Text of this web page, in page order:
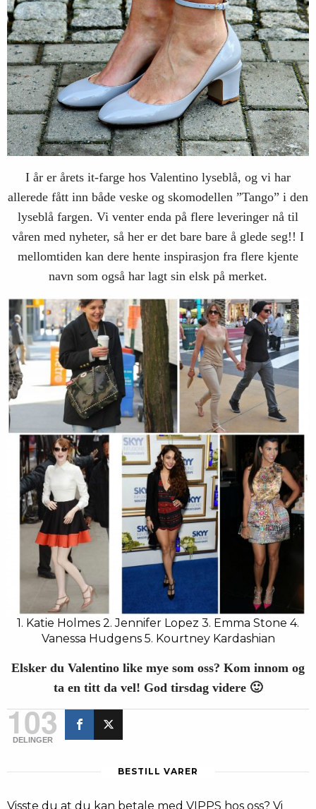
I år er årets it-farge hos Valentino lyseblå, og vi har
allerede fått inn både veske og skomodellen ”Tango” i den
lyseblå fargen. Vi venter enda på flere leveringer nå til
våren med nyheter, så her er det bare bare å glede seg!! I
mellomtiden kan dere hente inspirasjon fra flere kjente
navn som også har lagt sin elsk på merket.
1. Katie Holmes 2. Jennifer Lopez 3. Emma Stone 4.
Vanessa Hudgens 5. Kourtney Kardashian
Elsker du Valentino like mye som oss? Kom innom og
ta en titt da vel! God tirsdag videre 🙂
103
DELINGER
BESTILL VARER
Visste du at du kan betale med VIPPS hos oss? Vi